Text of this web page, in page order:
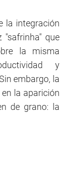
la integración
"safrinha" que
la misma
y
embargo, la
la aparición
de grano: la